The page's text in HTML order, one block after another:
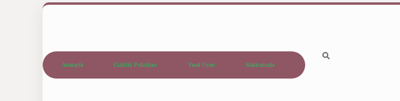
Anasayfa Gizlilik Politikası Yasal Uyarı Hakkımızda